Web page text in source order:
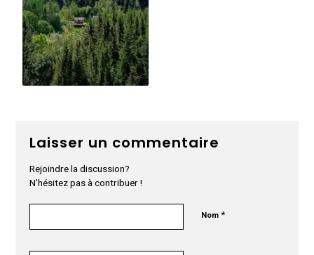
Laisser un commentaire
Rejoindre la discussion?
N’hésitez pas à contribuer !
Nom*